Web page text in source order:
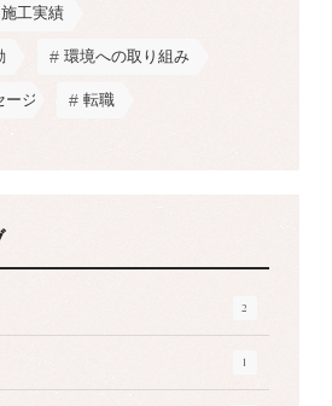
施工実績
環境への取り組み
ージ 転職
2
1